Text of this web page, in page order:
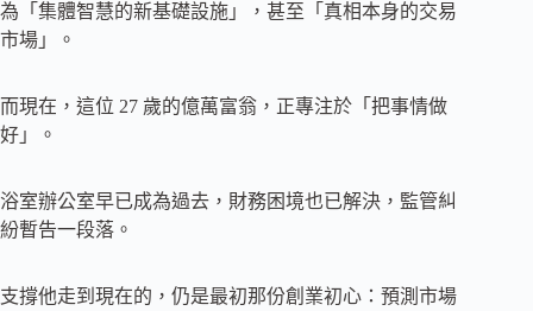
為「集體智慧的新基礎設施」，甚至「真相本身的交易
市場」。
而現在，這位 27 歲的億萬富翁，正專注於「把事情做
好」。
浴室辦公室早已成為過去，財務困境也已解決，監管糾
紛暫告一段落。
支撐他走到現在的，仍是最初那份創業初心：預測市場